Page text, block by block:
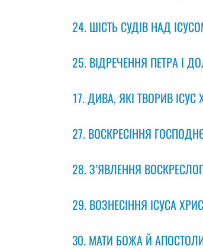
24. ШІСТЬ СУДІВ НАД
25. ВІДРЕЧЕННЯ ПЕТРА І
17. ДИВА, ЯКІ ТВОРИВ ІСУС
27. ВОСКРЕСІННЯ
28. З’ЯВЛЕННЯ
29. ВОЗНЕСІННЯ ІСУСА
30. МАТИ БОЖА Й